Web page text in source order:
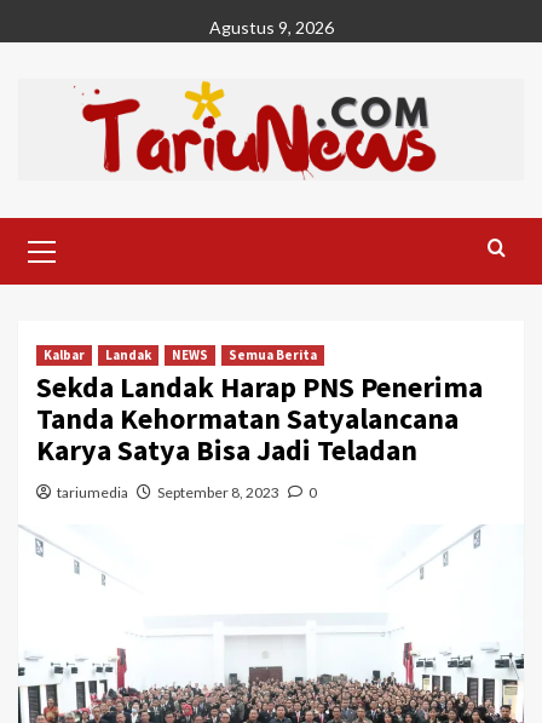
to
Agustus 9, 2026
Menu
Kalbar Landak NEWS Semua Berita
Sekda Landak Harap PNS Penerima
Tanda Kehormatan Satyalancana
Karya Satya Bisa Jadi Teladan
tariumedia September 8, 2023 0